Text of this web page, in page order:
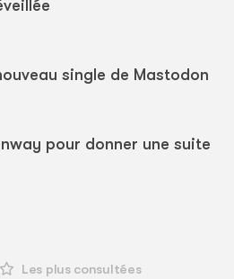
single de Mastodon
pour donner une suite
Les plus consultées